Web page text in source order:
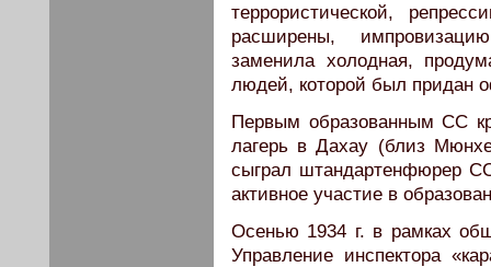
террористической,
расширены,
заменила холодная,
людей, которой был придан
Первым образованным СС
лагерь в Дахау (близ
сыграл штандартенфюрер
активное участие в
Осенью 1934 г. в рамках
Управление инспектора